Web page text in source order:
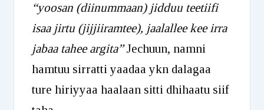
“yoosan (diinummaan) jidduu teetiifi
isaa jirtu (jijjiiramtee), jaalallee kee irra
jabaa tahee argita”Jechuun, namni
hamtuu sirratti yaadaa ykn dalagaa
ture hiriyyaa haalaan sitti dhihaatu siif